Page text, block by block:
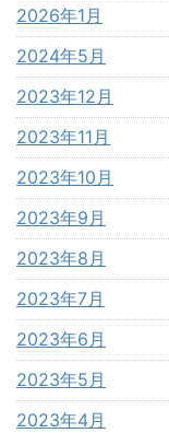
2026年1月
2024年5月
2023年12月
2023年11月
2023年10月
2023年9月
2023年8月
2023年7月
2023年6月
2023年5月
2023年4月